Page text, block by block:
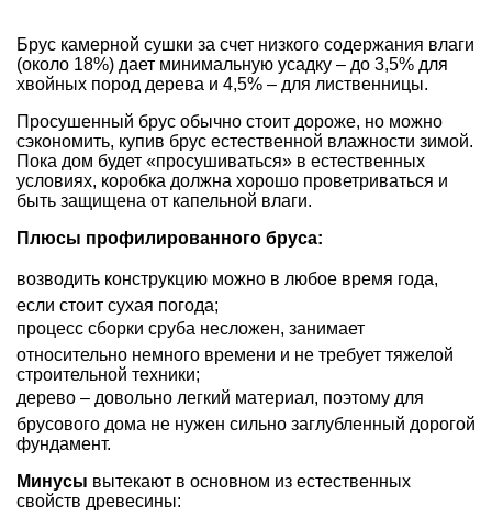
Брус камерной сушки за счет низкого содержания влаги
(около 18%) дает минимальную усадку – до 3,5% для
хвойных пород дерева и 4,5% – для лиственницы.
Просушенный брус обычно стоит дороже, но можно
сэкономить, купив брус естественной влажности зимой.
Пока дом будет «просушиваться» в естественных
условиях, коробка должна хорошо проветриваться и
быть защищена от капельной влаги.
Плюсы профилированного бруса:
возводить конструкцию можно в любое время года,
если стоит сухая погода;
процесс сборки сруба несложен, занимает
относительно немного времени и не требует тяжелой
строительной техники;
дерево – довольно легкий материал, поэтому для
брусового дома не нужен сильно заглубленный дорогой
фундамент.
Минусы вытекают в основном из естественных
свойств древесины: